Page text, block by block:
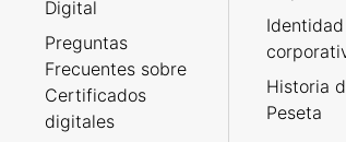
Digital
Preguntas
Frecuentes sobre
Certificados
digitales
Identidad
Historia
Peseta